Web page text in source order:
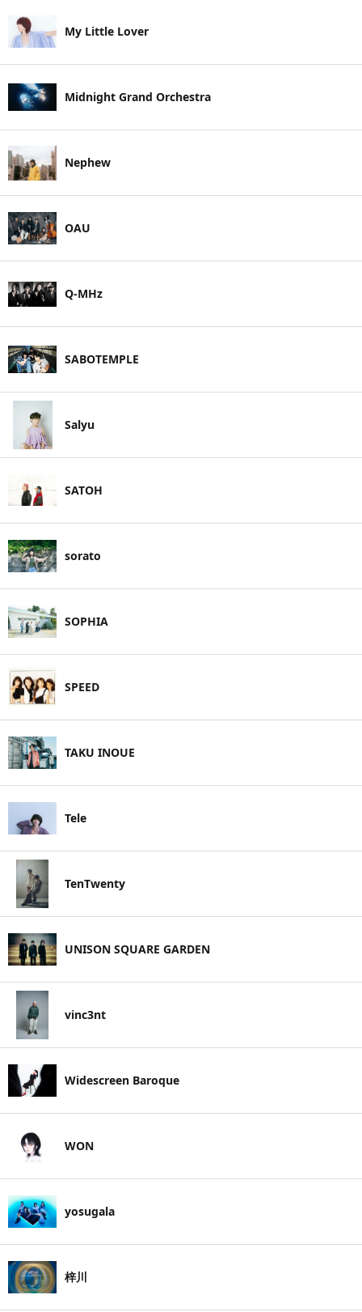
My Little Lover
Midnight Grand Orchestra
Nephew
OAU
Q-MHz
SABOTEMPLE
Salyu
SATOH
sorato
SOPHIA
SPEED
TAKU INOUE
Tele
TenTwenty
UNISON SQUARE GARDEN
vinc3nt
Widescreen Baroque
WON
yosugala
梓川